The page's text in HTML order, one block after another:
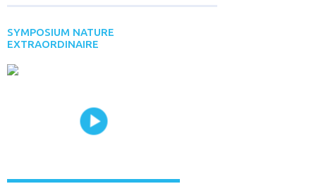
SYMPOSIUM NATURE
EXTRAORDINAIRE